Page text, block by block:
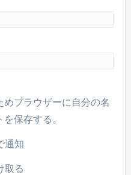
ブラウザーに自分の名
保存する。
通知
取る